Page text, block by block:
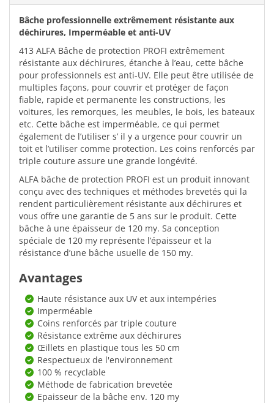
Bâche professionnelle extrêmement résistante aux
déchirures, Imperméable et anti-UV
413 ALFA Bâche de protection PROFI extrêmement
résistante aux déchirures, étanche à l’eau, cette bâche
pour professionnels est anti-UV. Elle peut être utilisée de
multiples façons, pour couvrir et protéger de façon
fiable, rapide et permanente les constructions, les
voitures, les remorques, les meubles, le bois, les bateaux
etc. Cette bâche est imperméable, ce qui permet
également de l’utiliser s’ il y a urgence pour couvrir un
toit et l’utiliser comme protection. Les coins renforcés par
triple couture assure une grande longévité.
ALFA bâche de protection PROFI est un produit innovant
conçu avec des techniques et méthodes brevetés qui la
rendent particulièrement résistante aux déchirures et
vous offre une garantie de 5 ans sur le produit. Cette
bâche à une épaisseur de 120 my. Sa conception
spéciale de 120 my représente l’épaisseur et la
résistance d’une bâche usuelle de 150 my.
Avantages
Haute résistance aux UV et aux intempéries
Imperméable
Coins renforcés par triple couture
Résistance extrême aux déchirures
Œillets en plastique tous les 50 cm
Respectueux de l'environnement
100 % recyclable
Méthode de fabrication brevetée
Epaisseur de la bâche env. 120 my